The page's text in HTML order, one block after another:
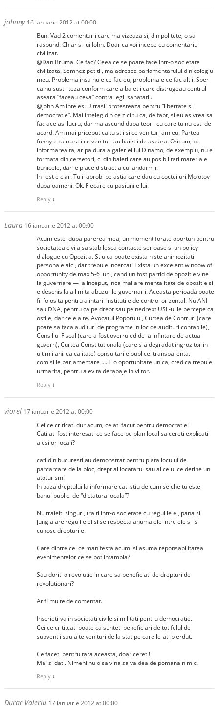
johnny 16 ianuarie 2012 at 00:00
Bun. Vad 2 comentarii care ma vizeaza si, din politete, o sa
raspund. Chiar si lui John. Doar ca voi incepe cu comentariul
civilizat.
@Dan Bruma. Ce fac? Ceea ce se poate face intr-o societate
civilizata. Semnez petitii, ma adresez parlamentarului din colegiul
meu. Problema insa nu e ce fac eu, problema e ce fac altii. Sper
ca nu sustii teza conform careia baietii care distrugeau centrul
aseara “faceau ceva” contra legii sanatatii.
@john Am inteles. Ultrasii protesteaza pentru “libertate si
democratie”. Mai inteleg din ce zici tu ca, de fapt, si eu as vrea sa
fac acelasi lucru, dar ma ascund dupa teorii cu care tu nu esti de
acord. Am mai priceput ca tu stii si ce venituri am eu. Partea
funny e ca nu stii ce venituri au baietii de aseara. Oricum, pt.
informarea ta, aripa dura a galeriei lui Dinamo, de exemplu, nu e
formata din cersetori, ci din baieti care au posibilitati materiale
bunicele, dar le place distractia cu jandarmii.
In rest e clar. Tu ii aprobi pe astia care dau cu cocteiluri Molotov
dupa oameni. Ok. Fiecare cu pasiunile lui.
Reply ↓
Laura 16 ianuarie 2012 at 00:00
Acum este, dupa parerea mea, un moment forate oportun pentru
societatea civila sa stabilesca contacte serioase si un policy
dialogue cu Opozitia. Stiu ca poate exista niste animozitati
personale aici, dar trebuie incercat! Exista un excelent window of
opportunity de max 5-6 luni, cand un fost partid de opozitie vine
la guvernare — la inceput, inca mai are mentalitate de opozitie si
e deschis la a limita abuzurile guvernarii. Aceasta perioada poate
fii folosita pentru a intarii institutile de control orizontal. Nu ANI
sau DNA, pentru ca pe drept sau pe nedrept USL-ul le percepe ca
ostile, dar celelalte. Avocatul Poporului, Curtea de Contruri (care
poate sa faca audituri de programe in loc de audituri contabile),
Consiliul Fiscal (care a fost overruled de la infintare de actual
guvern), Curtea Constitutionala (care s-a degradat ingrozitor in
ultimii ani, ca calitate) consultarile publice, transparenta,
comisiile parlamentare …. E o oportunitate unica, cred ca trebuie
urmarita, pentru a evita derapaje in viitor.
Reply ↓
viorel 17 ianuarie 2012 at 00:00
Cei ce criticati dur acum, ce ati facut pentru democratie!
Cati ati fost interesati ce se face pe plan local sa cereti explicatii
alesilor locali?
cati din bucuresti au demonstrat pentru plata locului de
parcarcare de la bloc, drept al locatarul sau al celui ce detine un
atoturism!
In baza dreptului la informare cati stiu de cum se cheltuieste
banul public, de “dictatura locala”?
Nu traieiti singuri, traiti intr-o societate cu regulile ei, pana si
jungla are regulile ei si se respecta anumalele intre ele si isi
cunosc drepturile.
Care dintre cei ce manifesta acum isi asuma reponsabilitatea
evenimentelor ce se pot intampla?
Sau doriti o revolutie in care sa beneficiati de drepturi de
revolutionari?
Ar fi multe de comentat.
Inscrieti-va in societati civile si militati pentru democratie.
Cei ce crititcati poate ca sunteti beneficiari de tot felul de
subventii sau alte venituri de la stat pe care le-ati pierdut.
Ce faceti pentru tara aceasta, doar cereti!
Mai si dati. Nimeni nu o sa vina sa va dea de pomana nimic.
Reply ↓
Durac Valeriu 17 ianuarie 2012 at 00:00